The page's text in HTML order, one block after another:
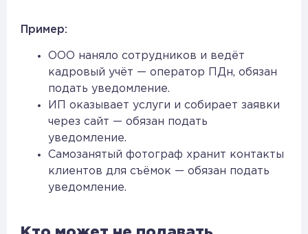
Пример:
ООО наняло сотрудников и ведёт
кадровый учёт — оператор ПДн, обязан
подать уведомление.
ИП оказывает услуги и собирает заявки
через сайт — обязан подать
уведомление.
Самозанятый фотограф хранит контакты
клиентов для съёмок — обязан подать
уведомление.